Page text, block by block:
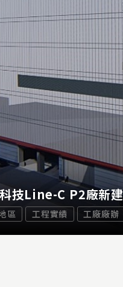
技Line-C P2廠新
區 工程實績 工廠廠辦